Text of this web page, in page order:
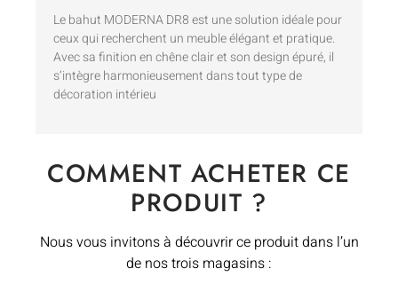
Le bahut MODERNA DR8 est une solution idéale pour
ceux qui recherchent un meuble élégant et pratique.
Avec sa finition en chêne clair et son design épuré, il
s’intègre harmonieusement dans tout type de
décoration intérieu
COMMENT ACHETER CE
PRODUIT ?
Nous vous invitons à découvrir ce produit dans l’un
de nos trois magasins :